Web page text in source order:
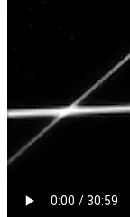
Bắt đầu tại